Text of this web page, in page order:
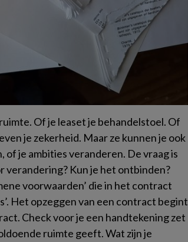
Of je leaset je behandelstoel. Of
je zekerheid. Maar ze kunnen je ook
je ambities veranderen. De vraag is
Kun je het ontbinden?
voorwaarden’ die in het contract
Het opzeggen van een contract begint
Check voor je een handtekening zet
ruimte geeft. Wat zijn je